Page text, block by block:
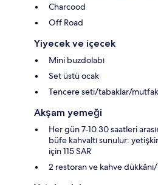
Charcood
Off Road
Yiyecek ve içecek
Mini buzdolabı
Set üstü ocak
Tencere seti/tabaklar/
Akşam yemeği
Her gün 7-10.30 saatleri
büfe kahvaltı sunulur:
için 115 SAR
2 restoran ve kahve